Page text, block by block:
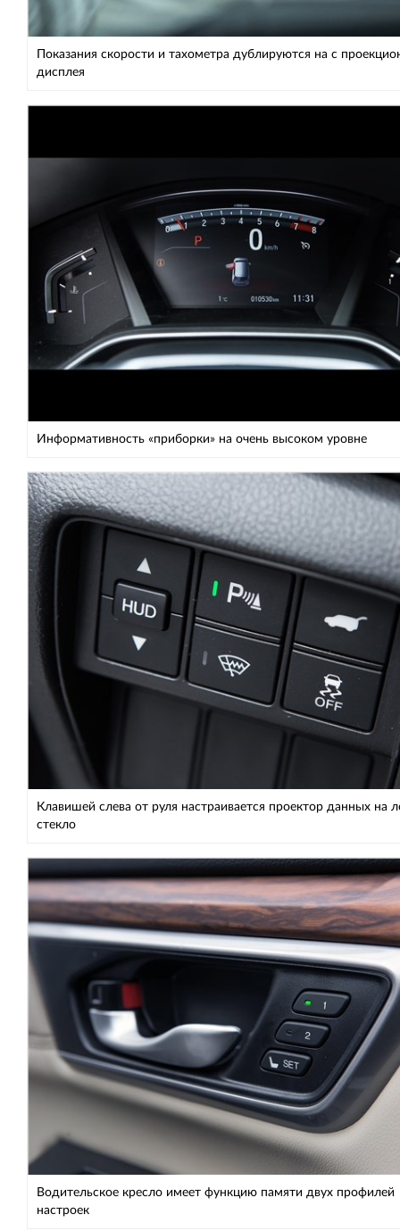
Показания скорости и тахометра дублируются на c
дисплея
Информативность «приборки» на очень высоком уровне
Клавишей слева от руля настраивается проектор данных на
стекло
Водительское кресло имеет функцию памяти двух профилей
настроек